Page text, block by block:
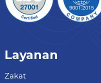
Layanan
Zakat